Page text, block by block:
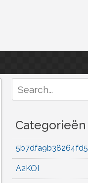
for:
Categorieën
A2KOI